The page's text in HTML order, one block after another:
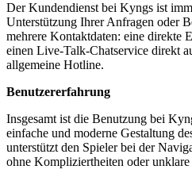
Der Kundendienst bei Kyngs ist
Unterstützung Ihrer Anfragen oder
mehrere Kontaktdaten: eine direkte
einen Live-Talk-Chatservice direkt
allgemeine Hotline.
Benutzererfahrung
Insgesamt ist die Benutzung bei
einfache und moderne Gestaltung
unterstützt den Spieler bei der
ohne Kompliziertheiten oder